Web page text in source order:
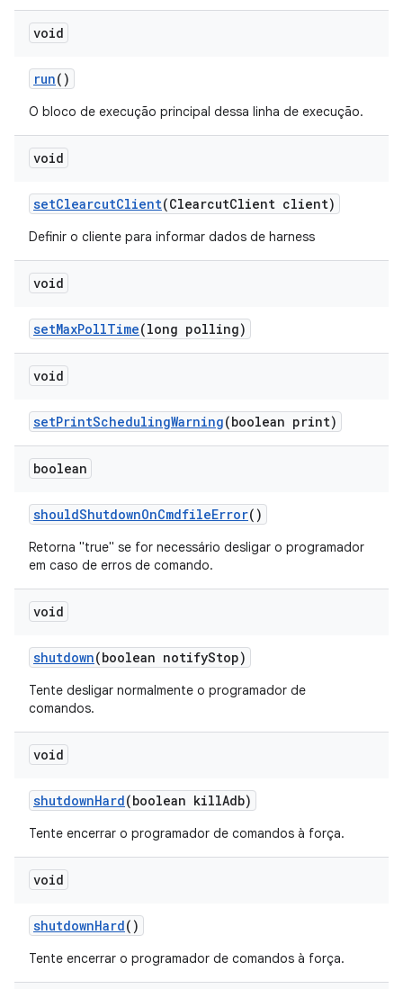
void
run()
O bloco de execução principal dessa linha de execução.
void
setClearcutClient(ClearcutClient client)
Definir o cliente para informar dados de harness
void
setMaxPollTime(long polling)
void
setPrintSchedulingWarning(boolean print)
boolean
shouldShutdownOnCmdfileError()
Retorna "true" se for necessário desligar o programador
em caso de erros de comando.
void
shutdown(boolean notifyStop)
Tente desligar normalmente o programador de
comandos.
void
shutdownHard(boolean killAdb)
Tente encerrar o programador de comandos à força.
void
shutdownHard()
Tente encerrar o programador de comandos à força.